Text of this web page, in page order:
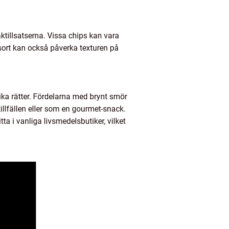
Vissa chips kan vara
kan också påverka texturen på
rätter. Fördelarna med brynt smör
eller som en gourmet-snack.
i vanliga livsmedelsbutiker, vilket